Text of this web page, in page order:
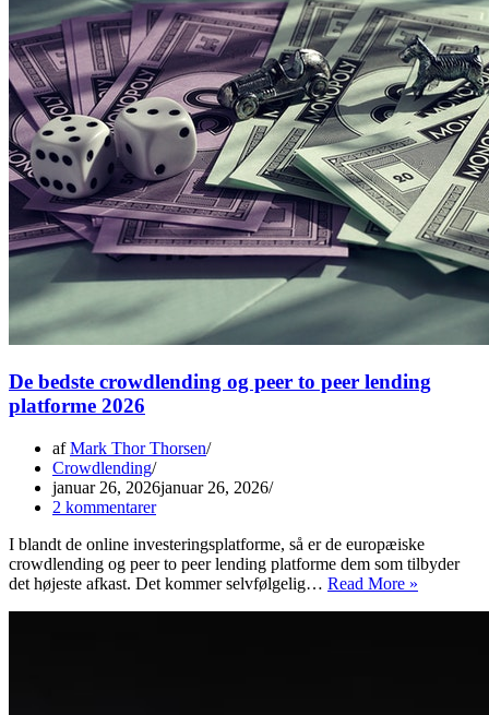
De bedste crowdlending og peer to peer lending
platforme 2026
afMark Thor Thorsen
Crowdlending
januar 26, 2026januar 26, 2026
2 kommentarer
I blandt de online investeringsplatforme, så er de europæiske
crowdlending og peer to peer lending platforme dem som tilbyder
det højeste afkast. Det kommer selvfølgelig… Read More »